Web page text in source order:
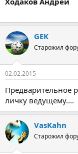
GEK
Старожил
02.02.2015
Предварительное
личку ведущему....
VasKahn
Старожил